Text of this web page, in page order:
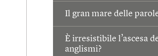
Il gran mare delle
È irresistibile l’ascesa
anglismi?